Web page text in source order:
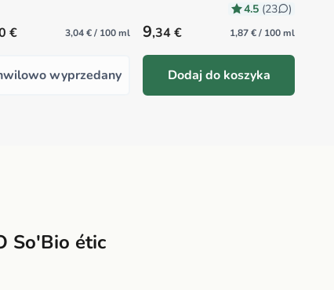
habitual
€ 3,04 € / 100 ml
wyprzedany
4.5 (23 )
Precio habitual
9,34 € 1,87 € / 100 ml
Dodaj do koszyka
So'Bio étic